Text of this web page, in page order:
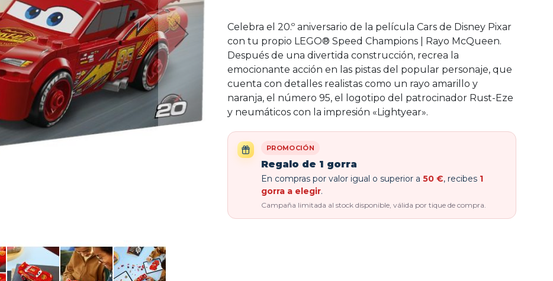
Celebra el 20.º aniversario de la película Cars de Disney Pixar
con tu propio LEGO® Speed Champions | Rayo McQueen.
Después de una divertida construcción, recrea la
emocionante acción en las pistas del popular personaje, que
cuenta con detalles realistas como un rayo amarillo y
naranja, el número 95, el logotipo del patrocinador Rust-Eze
y neumáticos con la impresión «Lightyear».
PROMOCIÓN
Regalo de 1 gorra
En compras por valor igual o superior a 50 €, recibes 1
gorra a elegir.
Campaña limitada al stock disponible, válida por tique de compra.